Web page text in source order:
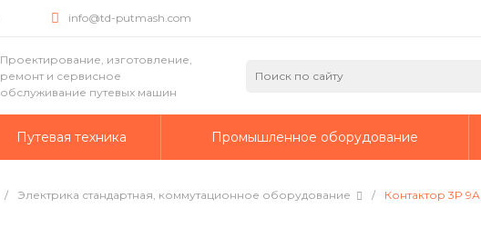
info@td-putmash.com
Проектирование, изготовление,
ремонт и сервисное
обслуживание путевых машин
Путевая техника Промышленное оборудование
/ Электрика стандартная, коммутационное оборудование / Контактор 3P 9А